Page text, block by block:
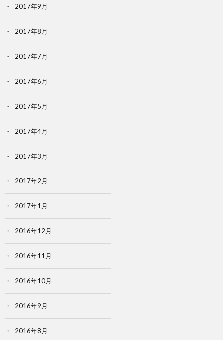
2017年9月
2017年8月
2017年7月
2017年6月
2017年5月
2017年4月
2017年3月
2017年2月
2017年1月
2016年12月
2016年11月
2016年10月
2016年9月
2016年8月